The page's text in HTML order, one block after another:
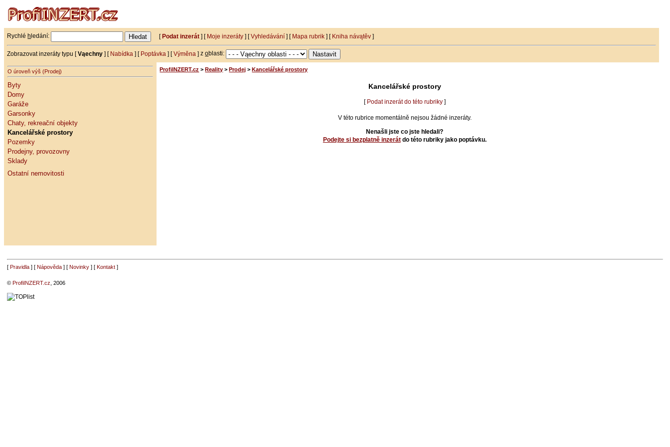
Rychlé h ledání: [Podat inzerát ] [ Moje inzeráty ] [Vyhledávání ] [ Mapa rubrik ] [ Kniha návątěv ]
Zobrazovat inzeráty typu [Vąechny ] [ Nabídka ] [ Poptávka ] [Výměna ]zoblasti:
O úroveň výš (Prodej)
Byty
Domy
Garáže
Garsonky
Chaty, rekreační objekty
Kancelářské prostory
Pozemky
Prodejny, provozovny
Sklady
Ostatní nemovitosti
ProfiINZERT.cz > Reality > Prodej > Kancelářské prostory
Kancelářské prostory
[ Podat inzerát do této rubriky]
V této rubrice momentálně nejsou žádné inzeráty.
Nenašli jste co jste hledali?
Podejte si bezplatně inzerátdo této rubriky jako poptávku.
[ Pravidla] [ Nápověda] [ Novinky] [ Kontakt]
© ProfiINZERT.cz , 2006